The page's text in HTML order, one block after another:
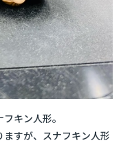
キン人形。
すが、スナフキン人形